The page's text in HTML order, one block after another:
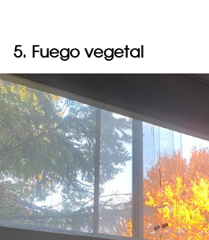
5. Fuego vegetal